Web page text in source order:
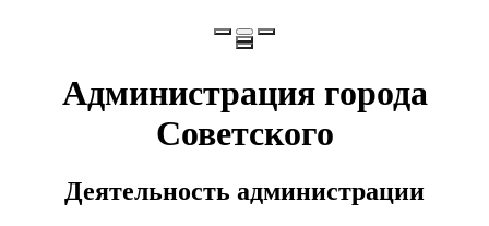
Администрация города
Советского
Деятельность администрации